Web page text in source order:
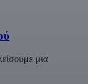
μια